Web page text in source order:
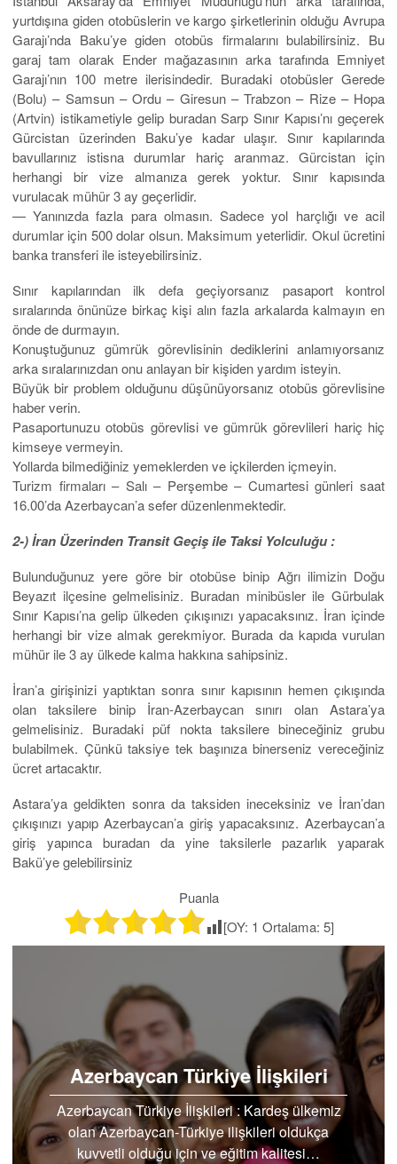
yurtdışına giden otobüslerin ve kargo şirketlerinin olduğu Avrupa
Garajı’nda Baku’ye giden otobüs firmalarını bulabilirsiniz. Bu
garaj tam olarak Ender mağazasının arka tarafında Emniyet
Garajı’nın 100 metre ilerisindedir. Buradaki otobüsler Gerede
(Bolu) – Samsun – Ordu – Giresun – Trabzon – Rize – Hopa
(Artvin) istikametiyle gelip buradan Sarp Sınır Kapısı’nı geçerek
Gürcistan üzerinden Baku’ye kadar ulaşır. Sınır kapılarında
bavullarınız istisna durumlar hariç aranmaz. Gürcistan için
herhangi bir vize almanıza gerek yoktur. Sınır kapısında
vurulacak mühür 3 ay geçerlidir.
— Yanınızda fazla para olmasın. Sadece yol harçlığı ve acil
durumlar için 500 dolar olsun. Maksimum yeterlidir. Okul ücretini
banka transferi ile isteyebilirsiniz.
Sınır kapılarından ilk defa geçiyorsanız pasaport kontrol
sıralarında önünüze birkaç kişi alın fazla arkalarda kalmayın en
önde de durmayın.
Konuştuğunuz gümrük görevlisinin dediklerini anlamıyorsanız
arka sıralarınızdan onu anlayan bir kişiden yardım isteyin.
Büyük bir problem olduğunu düşünüyorsanız otobüs görevlisine
haber verin.
Pasaportunuzu otobüs görevlisi ve gümrük görevlileri hariç hiç
kimseye vermeyin.
Yollarda bilmediğiniz yemeklerden ve içkilerden içmeyin.
Turizm firmaları – Salı – Perşembe – Cumartesi günleri saat
16.00’da Azerbaycan’a sefer düzenlenmektedir.
2-) İran Üzerinden Transit Geçiş ile Taksi Yolculuğu :
Bulunduğunuz yere göre bir otobüse binip Ağrı ilimizin Doğu
Beyazıt ilçesine gelmelisiniz. Buradan minibüsler ile Gürbulak
Sınır Kapısı’na gelip ülkeden çıkışınızı yapacaksınız. İran içinde
herhangi bir vize almak gerekmiyor. Burada da kapıda vurulan
mühür ile 3 ay ülkede kalma hakkına sahipsiniz.
İran’a girişinizi yaptıktan sonra sınır kapısının hemen çıkışında
olan taksilere binip İran-Azerbaycan sınırı olan Astara’ya
gelmelisiniz. Buradaki püf nokta taksilere bineceğiniz grubu
bulabilmek. Çünkü taksiye tek başınıza binerseniz vereceğiniz
ücret artacaktır.
Astara’ya geldikten sonra da taksiden ineceksiniz ve İran’dan
çıkışınızı yapıp Azerbaycan’a giriş yapacaksınız. Azerbaycan’a
giriş yapınca buradan da yine taksilerle pazarlık yaparak
Bakü’ye gelebilirsiniz
Puanla
[OY: 1 Ortalama: 5]
Azerbaycan Türkiye İlişkileri
Azerbaycan Türkiye İlişkileri : Kardeş ülkemiz
olan Azerbaycan-Türkiye ilişkileri oldukça
kuvvetli olduğu için ve eğitim kalitesi…